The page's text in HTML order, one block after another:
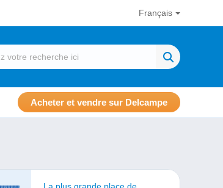
Français
Acheter et vendre sur Delcampe
La plus grande place de